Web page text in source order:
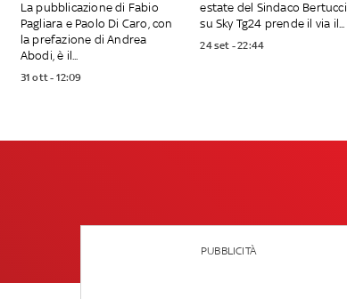
La pubblicazione di Fabio
Pagliara e Paolo Di Caro, con
la prefazione di Andrea
Abodi, è il...
31 ott - 12:09
estate del Sindaco Bertucci
su Sky Tg24 prende il via il...
24 set - 22:44
PUBBLICITÀ